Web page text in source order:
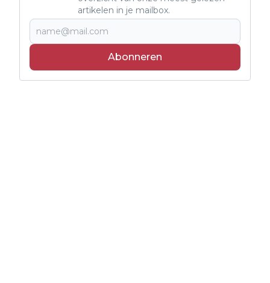
artikelen in je mailbox.
Abonneren